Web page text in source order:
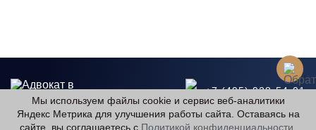
+7 (495) 928-54-01
advokat@kuznechik.org
Мы используем файлы cookie и сервис веб-аналитики
Яндекс Метрика для улучшения работы сайта. Оставаясь на
сайте, вы соглашаетесь с Политикой конфиденциальности